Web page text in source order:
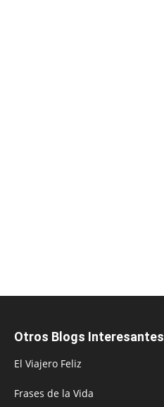
Otros Blogs Interesantes
El Viajero Feliz
Frases de la Vida